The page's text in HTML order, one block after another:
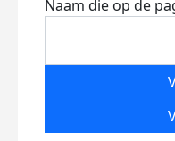
Naam die op de